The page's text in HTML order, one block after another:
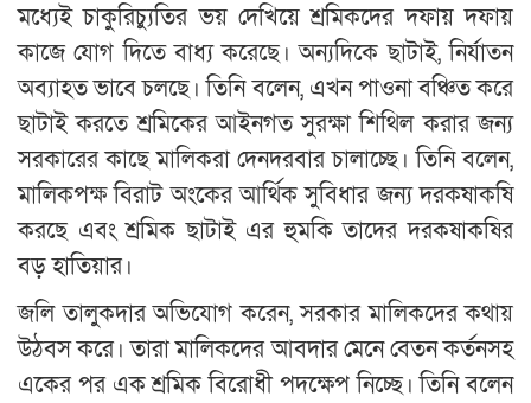
মধ্যেই চাকুরিচ্যুতির ভয় দেখিয়ে শ্রমিকদের দফায় দফায়
কাজে যোগ দিতে বাধ্য করেছে। অন্যদিকে ছাটাই, নির্যাতন
অব্যাহত ভাবে চলছে। তিনি বলেন, এখন পাওনা বঞ্চিত করে
ছাটাই করতে শ্রমিকের আইনগত সুরক্ষা শিথিল করার জন্য
সরকারের কাছে মালিকরা দেনদরবার চালাচ্ছে। তিনি বলেন,
মালিকপক্ষ বিরাট অংকের আর্থিক সুবিধার জন্য দরকষাকষি
করছে এবং শ্রমিক ছাটাই এর হুমকি তাদের দরকষাকষির
বড় হাতিয়ার।
জলি তালুকদার অভিযোগ করেন, সরকার মালিকদের কথায়
উঠবস করে। তারা মালিকদের আবদার মেনে বেতন কর্তনসহ
একের পর এক শ্রমিক বিরোধী পদক্ষেপ নিচ্ছে। তিনি বলেন